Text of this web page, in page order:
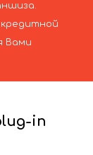
кредитной
Вами
in